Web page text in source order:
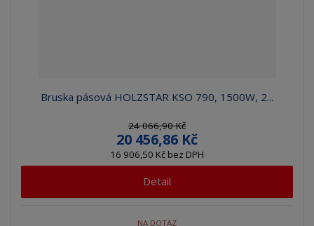
Bruska pásová HOLZSTAR KSO 790, 1500W, 2...
24 066,90 Kč
20 456,86 Kč
16 906,50 Kč bez DPH
Detail
NA DOTAZ